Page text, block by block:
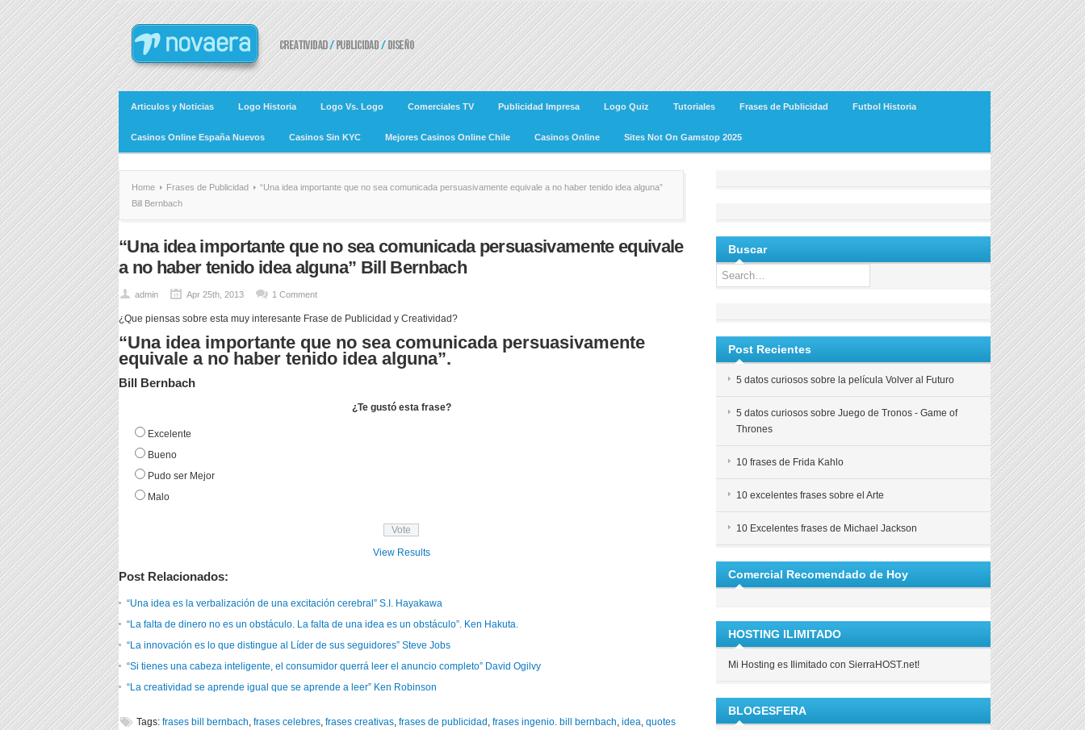
Articulos y Noticias Logo Historia Logo Vs. Logo Comerciales TV Publicidad Impresa Logo Quiz Tutoriales Frases de Publicidad Futbol Historia
Casinos Online España Nuevos Casinos Sin KYC Mejores Casinos Online Chile Casinos Online Sites Not On Gamstop 2025
Home Frases de Publicidad
“Una idea importante que no sea comunicada persuasivamente equivale a no haber tenido idea alguna”
Bill Bernbach
“Una idea importante que no sea comunicada persuasivamente equivale
a no haber tenido idea alguna” Bill Bernbach
admin Apr 25th, 2013 1 Comment
¿Que piensas sobre esta muy interesante Frase de Publicidad y Creatividad?
“Una idea importante que no sea comunicada persuasivamente
equivale a no haber tenido idea alguna”.
Bill Bernbach
¿Te gustó esta frase?
Excelente
Bueno
Pudo ser Mejor
Malo
View Results
Post Relacionados:
“Una idea es la verbalización de una excitación cerebral” S.I. Hayakawa
“La falta de dinero no es un obstáculo. La falta de una idea es un obstáculo”. Ken Hakuta.
“La innovación es lo que distingue al Líder de sus seguidores” Steve Jobs
“Si tienes una cabeza inteligente, el consumidor querrá leer el anuncio completo” David Ogilvy
“La creatividad se aprende igual que se aprende a leer” Ken Robinson
Tags: frases bill bernbach, frases celebres, frases creativas, frases de publicidad , frases ingenio. bill bernbach, idea, quotes
Buscar
Post Recientes
5 datos curiosos sobre la película Volver al Futuro
5 datos curiosos sobre Juego de Tronos - Game of
Thrones
10 frases de Frida Kahlo
10 excelentes frases sobre el Arte
10 Excelentes frases de Michael Jackson
Comercial Recomendado de Hoy
HOSTING ILIMITADO
Mi Hosting es Ilimitado con SierraHOST.net!
BLOGESFERA